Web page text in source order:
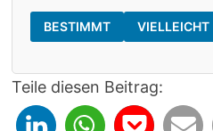
BESTIMMT VIELLEICHT
Teile diesen Beitrag: